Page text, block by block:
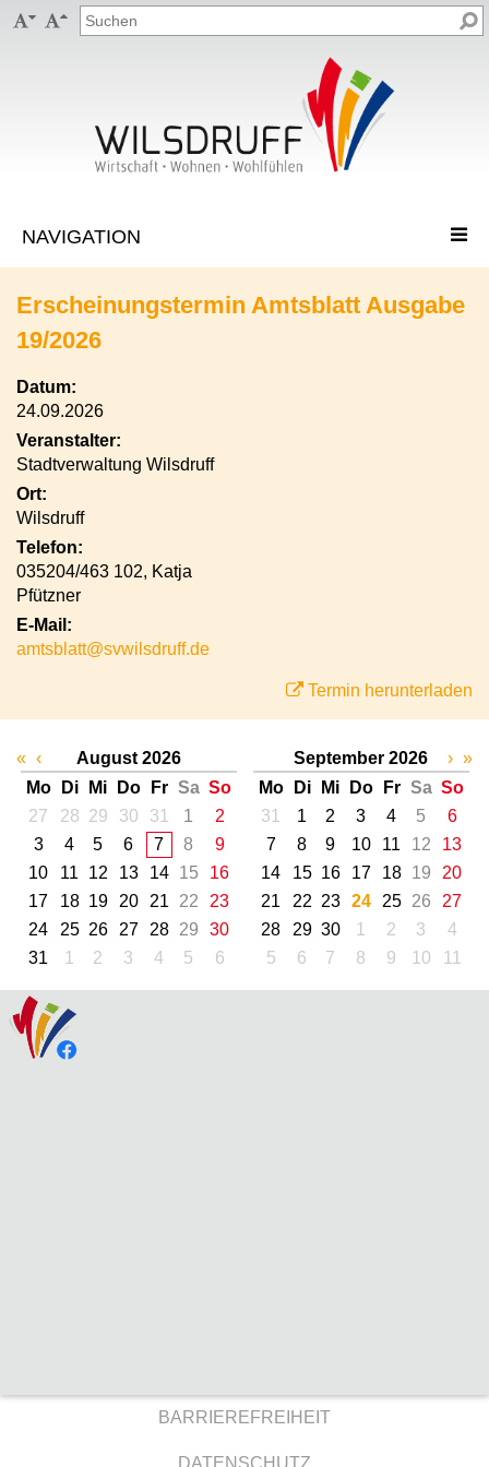
 
Erscheinungstermin Amtsblatt Ausgabe
19/2026
Datum:
24.09.2026
Veranstalter:
Stadtverwaltung Wilsdruff
Ort:
Wilsdruff
Telefon:
035204/463 102, Katja
Pfützner
E-Mail:
amtsblatt@svwilsdruff.de
Termin herunterladen
« ‹
August 2026
Mo
Di Mi Do Fr Sa So
27
28 29 30 31 1
2
3
4 5 6 7 8
9
10
11 12 13 14 15
16
17
18 19 20 21 22
23
24
25 26 27 28 29
30
31
1 2 3 4 5 6
September 2026
Mo
Di Mi Do Fr Sa So
31
1 2 3 4 5
6
7
8 9 10 11 12
13
14
15 16 17 18 19
20
21
22 23 24 25 26
27
28
29 30 1 2 3
4
5
6 7 8 9 10 11
› »
BARRIEREFREIHEIT
DATENSCHUTZ